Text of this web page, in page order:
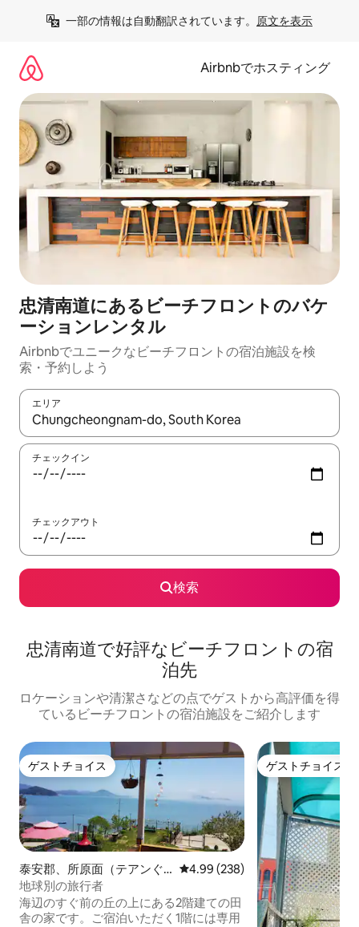
一部の情報は自動翻訳されています。 原文を表示
Airbnbでホスティング
忠清南道にあるビーチフロントのバケ
ーションレンタル
Airbnbでユニークなビーチフロントの宿泊施設を検
索・予約しよう
エリア
検索結果が表示されたら、上下の矢印キーを使って移動するか
チェックイン
チェックアウト
検索
忠清南道で好評なビーチフロントの宿
泊先
ロケーションや清潔さなどの点でゲストから高評価を得
ているビーチフロントの宿泊施設をご紹介します
ゲストチョイス
ゲストチョイス
泰安郡、所原面（テアンぐ
ん、ソウォンミョン）のペ
ンション
レビュー238件、5つ星中4.99つ
4.99 (238)
地球別の旅行者
海辺のすぐ前の丘の上にある2階建ての田
舎の家です。ご宿泊いただく1階には専用
ゲストチョイス
ゲストチョイス